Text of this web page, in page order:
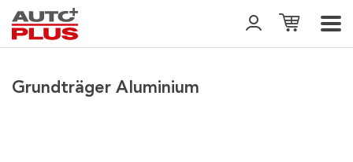
Grundträger Aluminium